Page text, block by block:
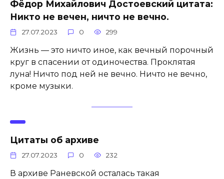
Фёдор Михайлович Достоевский цитата:
Никто не вечен, ничто не вечно.
27.07.2023 0 299
Жизнь — это ничто иное, как вечный порочный
круг в спасении от одиночества. Проклятая
луна! Ничто под ней не вечно. Ничто не вечно,
кроме музыки.
Цитаты об архиве
27.07.2023 0 232
В архиве Раневской осталась такая